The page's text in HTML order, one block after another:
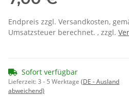
Endpreis zzgl. Versandkosten,
Umsatzsteuer berechnet. , zzgl.
Sofort verfügbar
Lieferzeit:3 - 5 Werktage (DE - Ausland
abweichend)